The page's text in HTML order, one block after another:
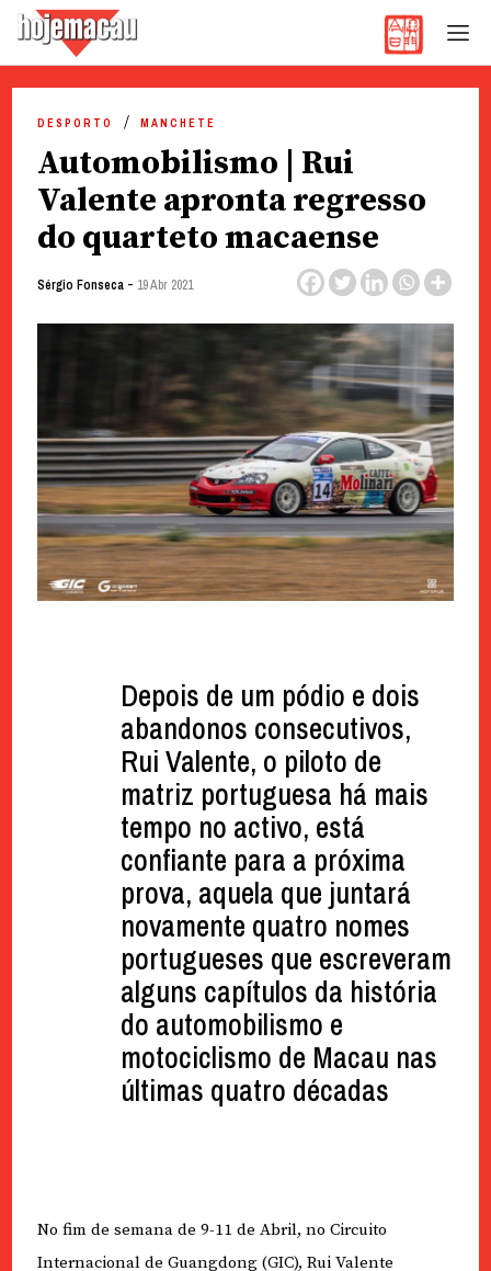
content
DESPORTO MANCHETE
Automobilismo | Rui
Valente apronta regresso
do quarteto macaense
Sérgio Fonseca- 19 Abr 2021
Depois de um pódio e dois
abandonos consecutivos,
Rui Valente, o piloto de
matriz portuguesa há mais
tempo no activo, está
confiante para a próxima
prova, aquela que juntará
novamente quatro nomes
portugueses que escreveram
alguns capítulos da história
do automobilismo e
motociclismo de Macau nas
últimas quatro décadas
No fim de semana de 9-11 de Abril, no Circuito
Internacional de Guangdong (GIC), Rui Valente